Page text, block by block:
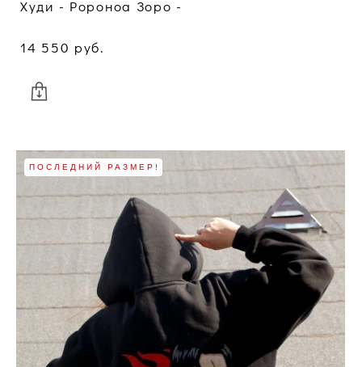
Худи - Ророноа Зоро -
14 550 pуб.
ПОСЛЕДНИЙ РАЗМЕР!